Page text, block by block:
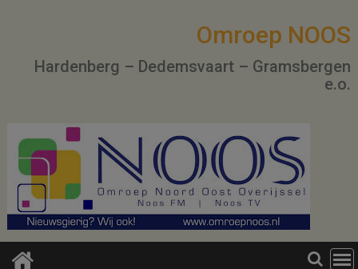
Omroep NOOS
Hardenberg – Dedemsvaart – Gramsbergen
e.o.